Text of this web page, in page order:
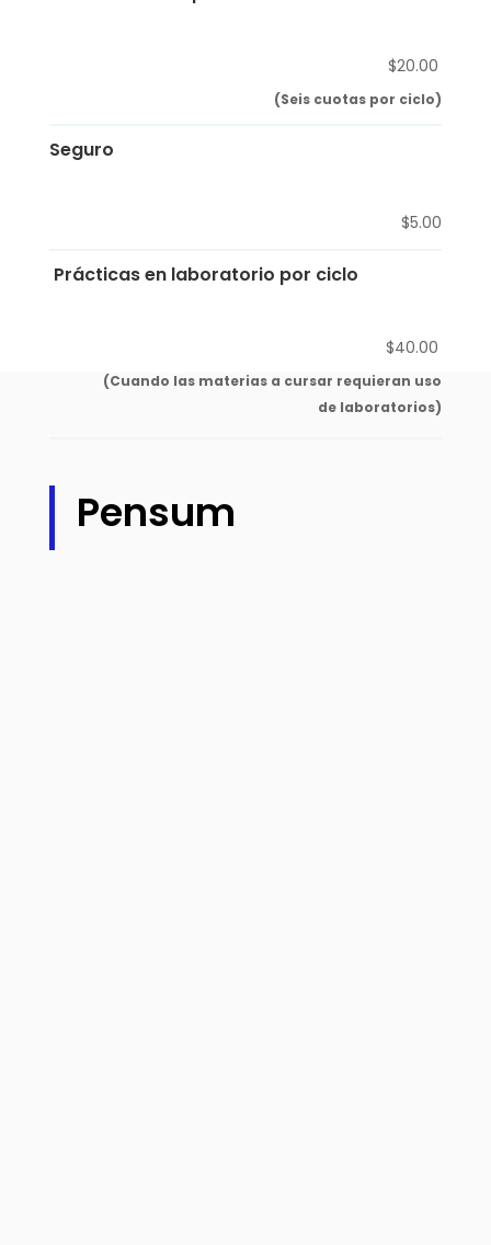
$20.00
(Seis cuotas por ciclo)
Seguro
$5.00
Prácticas en laboratorio por ciclo
$40.00
(Cuando las materias a cursar requieran uso
de laboratorios)
Pensum